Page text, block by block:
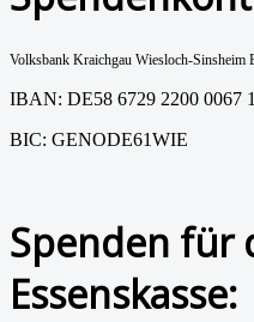
Volksbank Kraichgau Wiesloch-Sinsheim
IBAN: DE58 6729 2200 0067
BIC: GENODE61WIE
Spenden für
Essenskasse: